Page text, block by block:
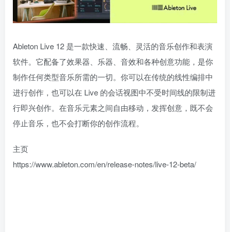
Ableton Live 12 是一款快速、流畅、灵活的音乐创作和表演
软件。它配备了效果器、乐器、音效和各种创意功能，是你
制作任何类型音乐所需的一切。你可以在传统的线性编排中
进行创作，也可以在 Live 的会话视图中不受时间线的限制进
行即兴创作。在音乐元素之间自由移动，发挥创意，既不会
停止音乐，也不会打断你的创作流程。
主页
https://www.ableton.com/en/release-notes/live-12-beta/